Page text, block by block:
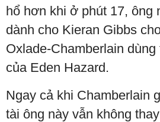
hổ hơn khi ở phút 17, ông
dành cho Kieran Gibbs
Oxlade-Chamberlain
của Eden Hazard.
Ngay cả khi Chamberlain
tài ông này vẫn không